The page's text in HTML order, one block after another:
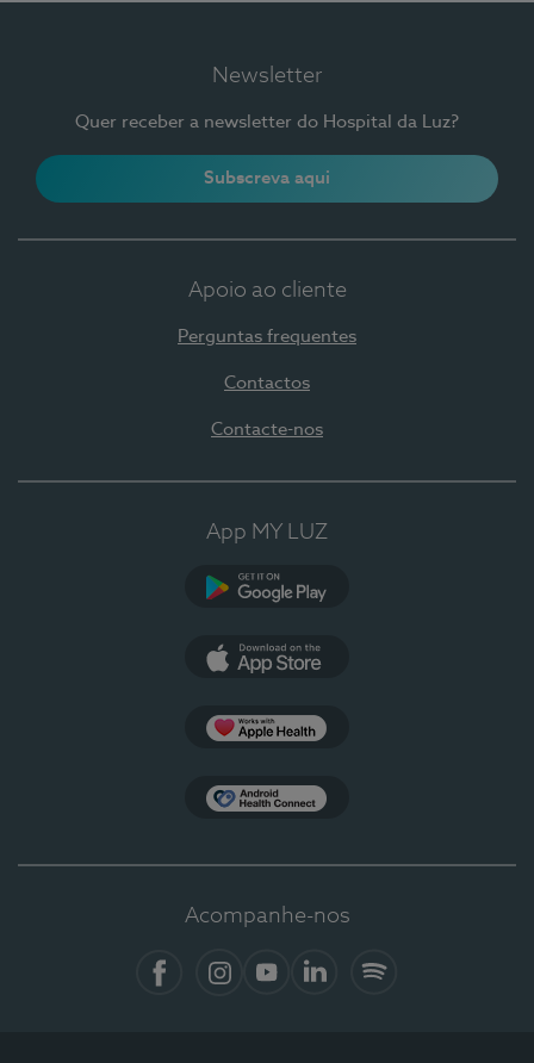
Newsletter
Quer receber a newsletter do Hospital da Luz?
Subscreva aqui
Apoio ao cliente
Perguntas frequentes
Contactos
Contacte-nos
App MY LUZ
Acompanhe-nos